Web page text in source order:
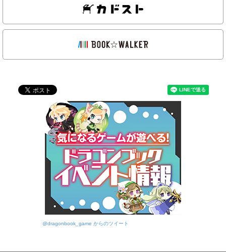
@dragonbook_game からのツイート